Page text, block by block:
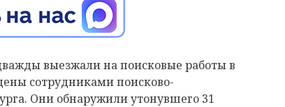
выезжали на поисковые работы в
сотрудниками поисково-
Они обнаружили утонувшего 31